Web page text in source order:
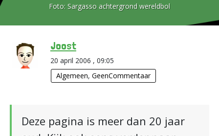
Foto: Sargasso achtergrond wereldbol
Joost
20 april 2006 , 09:05
Algemeen, GeenCommentaar
Deze pagina is meer dan 20 jaar